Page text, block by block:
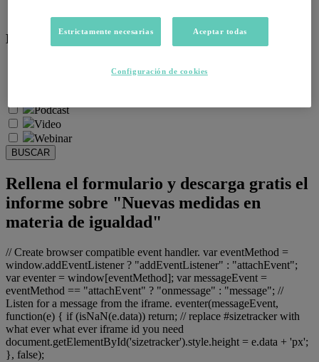
Recursos:
Podcast
Video
Webinar
BUSCAR
Rellena el formulario y descarga gratis el
informe sobre "Nuevas medidas en
materia de igualdad"
// Create browser compatible event handler. var eventMethod =
window.addEventListener ? "addEventListener" : "attachEvent";
var eventer = window[eventMethod]; var messageEvent =
eventMethod == "attachEvent" ? "onmessage" : "message"; //
Listen for a message from the iframe. eventer(messageEvent,
function(e) { if (isNaN(e.data)) return; // replace #sizetracker with
what ever what ever iframe id you need
document.getElementById('sizetracker').style.height = e.data + 'px';
}, false);
Estrictamente necesarias Aceptar todas
Configuración de cookies